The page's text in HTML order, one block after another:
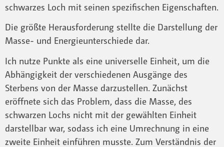
schwarzes Loch mit seinen spezifischen Eigenschaften.
Die größte Herausforderung stellte die Darstellung der
Masse- und Energieunterschiede dar.
Ich nutze Punkte als eine universelle Einheit, um die
Abhängigkeit der verschiedenen Ausgänge des
Sterbens von der Masse darzustellen. Zunächst
eröffnete sich das Problem, dass die Masse, des
schwarzen Lochs nicht mit der gewählten Einheit
darstellbar war, sodass ich eine Umrechnung in eine
zweite Einheit einführen musste. Zum Verständnis der